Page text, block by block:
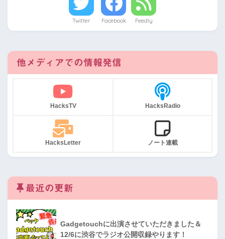
Twitter Facebook Feedly
他メディアでの情報発信
HacksTV HacksRadio
HacksLetter ノート連載
最近の更新
Gadgetouchに出演させていただきました＆
12/6に渋谷でラジオ公開収録やります！